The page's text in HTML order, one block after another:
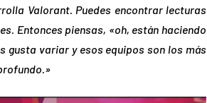
Valorant. Puedes encontrar lecturas
Entonces piensas, «oh, están haciendo
gusta variar y esos equipos son los más